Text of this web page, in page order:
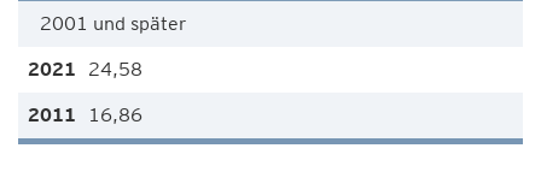
2001 und später
24,58
16,86